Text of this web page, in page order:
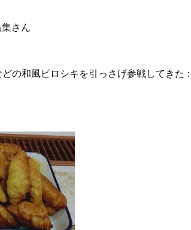
さん
の和風ピロシキを引っさげ参戦してきた :